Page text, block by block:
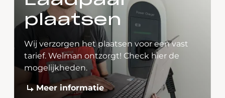
plaatsen
Wij verzorgen het plaatsen voor een vast
tarief. Welman ontzorgt! Check hier de
mogelijkheden.
Meer informatie